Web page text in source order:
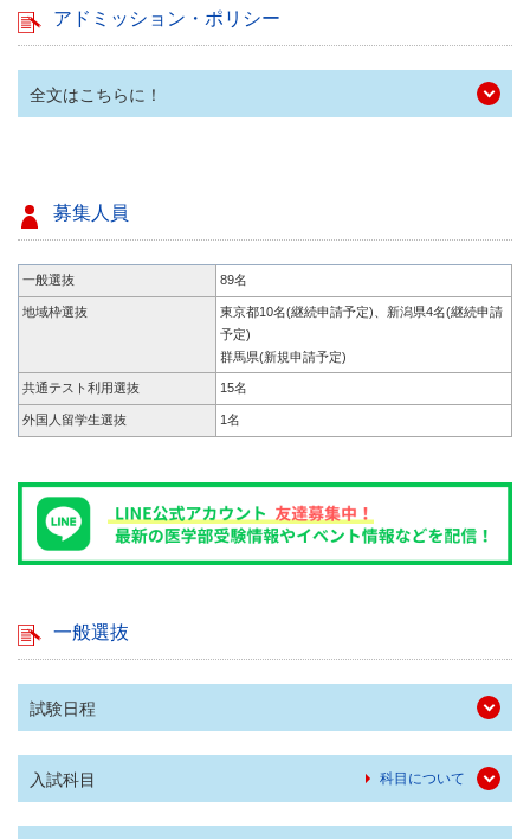
アドミッション・ポリシー
全文はこちらに！
募集人員
一般選抜 89名
地域枠選抜
東京都10名(継続申請予定)、新潟県4名(継続申請
予定)
群馬県(新規申請予定)
共通テスト利用選抜 15名
外国人留学生選抜 1名
一般選抜
試験日程
入試科目 科目について